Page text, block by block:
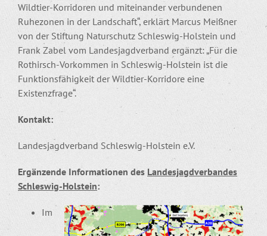
Wildtier-Korridoren und miteinander verbundenen
Ruhezonen in der Landschaft“, erklärt Marcus Meißner
von der Stiftung Naturschutz Schleswig-Holstein und
Frank Zabel vom Landesjagdverband ergänzt: „Für die
Rothirsch-Vorkommen in Schleswig-Holstein ist die
Funktionsfähigkeit der Wildtier-Korridore eine
Existenzfrage“.
Kontakt:
Landesjagdverband Schleswig-Holstein e.V.
Ergänzende Informationen des Landesjagdverbandes
Schleswig-Holstein:
Im